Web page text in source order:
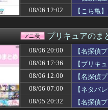
【名探偵プリキュア】
「強いおっさんキャラ
【悲報】なろう作家も
【悲報】声優の大西沙織
【衝撃動画】アメリカ
みいちゃんはなぜ死に
ガリガリな「けもフレ
【キングダム 884話感想
【ガンダム イニブ】
【バンダイ】「食玩」
『ガンダム』について
08/06 12:02
【こち亀
プリキュアのま
08/06 20:00
【名探偵
08/06 17:36
【プリキ
08/06 12:00
【名探偵
08/06 07:00
【ネタバ
08/05 20:32
【名探偵